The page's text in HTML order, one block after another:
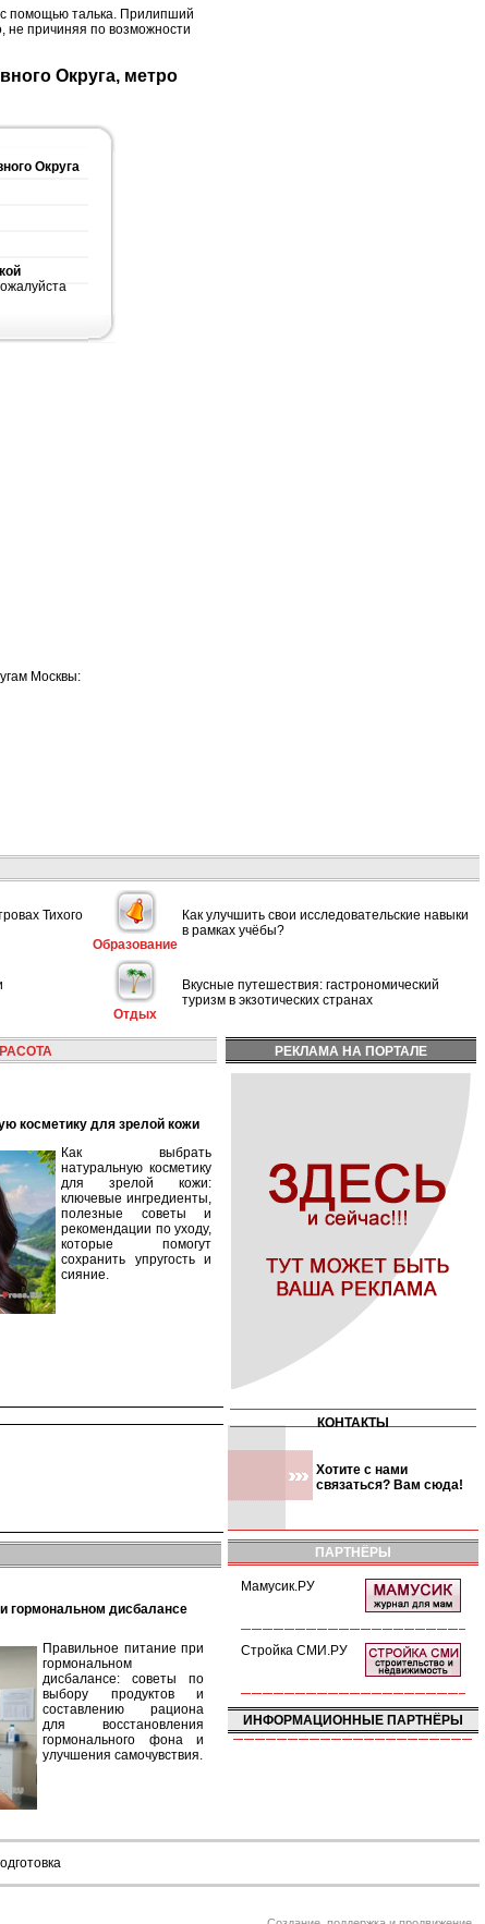
с помощью талька. Прилипший
не причиняя по возможности
Округа
Москвы:
Тихого
Образование
Как улучшить свои исследовательские навыки
в рамках учёбы?
Отдых
Вкусные путешествия: гастрономический
туризм в экзотических странах
косметику для зрелой кожи
Как выбрать
натуральную косметику
для зрелой кожи:
ключевые ингредиенты,
полезные советы и
рекомендации по уходу,
которые помогут
сохранить упругость и
сияние.
РЕКЛАМА НА ПОРТАЛЕ
КОНТАКТЫ
Хотите с нами
связаться? Вам сюда!
гормональном дисбалансе
Правильное питание при
гормональном
дисбалансе: советы по
выбору продуктов и
составлению рациона
для восстановления
гормонального фона и
улучшения самочувствия.
ПАРТНЁРЫ
Мамусик.РУ
Стройка СМИ.РУ
ИНФОРМАЦИОННЫЕ ПАРТНЁРЫ